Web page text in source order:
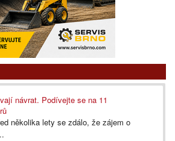
návrat. Podívejte se na 11
několika lety se zdálo, že zájem o